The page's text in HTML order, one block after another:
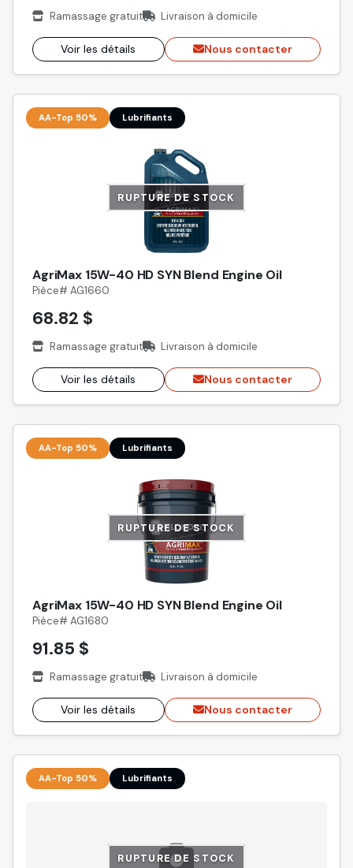
Ramassage gratuit Livraison à domicile
Voir les détails Nous contacter
AA-Top 50% Lubrifiants
RUPTURE DE STOCK
AgriMax 15W-40 HD SYN Blend Engine Oil
Pièce# AG1660
68.82 $
Ramassage gratuit Livraison à domicile
Voir les détails Nous contacter
AA-Top 50% Lubrifiants
RUPTURE DE STOCK
AgriMax 15W-40 HD SYN Blend Engine Oil
Pièce# AG1680
91.85 $
Ramassage gratuit Livraison à domicile
Voir les détails Nous contacter
AA-Top 50% Lubrifiants
RUPTURE DE STOCK